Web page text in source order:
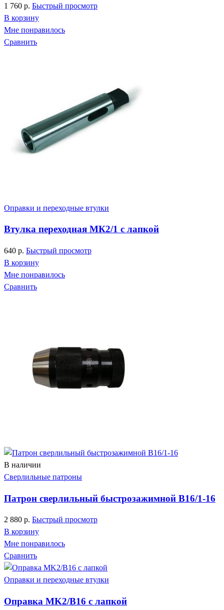
1 760 р. Быстрый просмотр
В корзину
Мне понравилось
Сравнить
Оправки и переходные втулки
Втулка переходная МК2/1 с лапкой
640 р. Быстрый просмотр
В корзину
Мне понравилось
Сравнить
В наличии
Сверлильные патроны
Патрон сверлильный быстрозажимной В16/1-16
2 880 р. Быстрый просмотр
В корзину
Мне понравилось
Сравнить
Оправки и переходные втулки
Оправка MK2/B16 с лапкой